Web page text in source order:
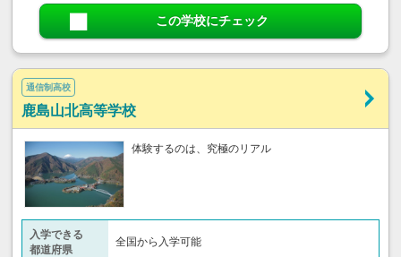
この学校にチェック
通信制高校
鹿島山北高等学校
体験するのは、究極のリアル
入学できる
都道府県
全国から入学可能